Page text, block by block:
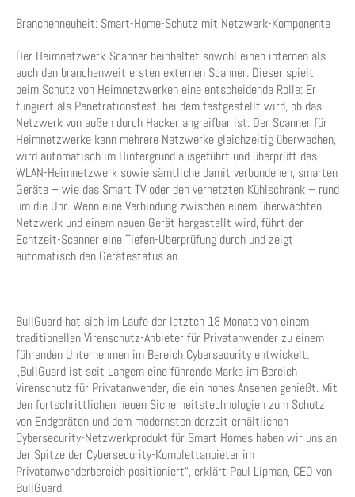
Branchenneuheit: Smart-Home-Schutz mit Netzwerk-Komponente
Der Heimnetzwerk-Scanner beinhaltet sowohl einen internen als
auch den branchenweit ersten externen Scanner. Dieser spielt
beim Schutz von Heimnetzwerken eine entscheidende Rolle: Er
fungiert als Penetrationstest, bei dem festgestellt wird, ob das
Netzwerk von außen durch Hacker angreifbar ist. Der Scanner für
Heimnetzwerke kann mehrere Netzwerke gleichzeitig überwachen,
wird automatisch im Hintergrund ausgeführt und überprüft das
WLAN-Heimnetzwerk sowie sämtliche damit verbundenen, smarten
Geräte – wie das Smart TV oder den vernetzten Kühlschrank – rund
um die Uhr. Wenn eine Verbindung zwischen einem überwachten
Netzwerk und einem neuen Gerät hergestellt wird, führt der
Echtzeit-Scanner eine Tiefen-Überprüfung durch und zeigt
automatisch den Gerätestatus an.
BullGuard hat sich im Laufe der letzten 18 Monate von einem
traditionellen Virenschutz-Anbieter für Privatanwender zu einem
führenden Unternehmen im Bereich Cybersecurity entwickelt.
„BullGuard ist seit Langem eine führende Marke im Bereich
Virenschutz für Privatanwender, die ein hohes Ansehen genießt. Mit
den fortschrittlichen neuen Sicherheitstechnologien zum Schutz
von Endgeräten und dem modernsten derzeit erhältlichen
Cybersecurity-Netzwerkprodukt für Smart Homes haben wir uns an
der Spitze der Cybersecurity-Komplettanbieter im
Privatanwenderbereich positioniert“, erklärt Paul Lipman, CEO von
BullGuard.